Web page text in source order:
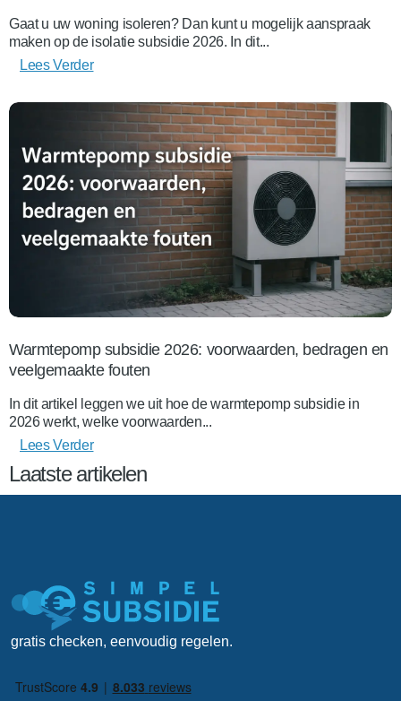
Laatste artikelen
Gaat u uw woning isoleren? Dan kunt u mogelijk aanspraak
maken op de isolatie subsidie 2026. In dit...
Lees Verder
Warmtepomp subsidie 2026: voorwaarden, bedragen en
veelgemaakte fouten
In dit artikel leggen we uit hoe de warmtepomp subsidie in
2026 werkt, welke voorwaarden...
Lees Verder
gratis checken, eenvoudig regelen.